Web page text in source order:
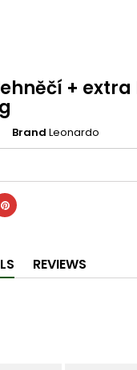
+ extra
Brand Leonardo
REVIEWS